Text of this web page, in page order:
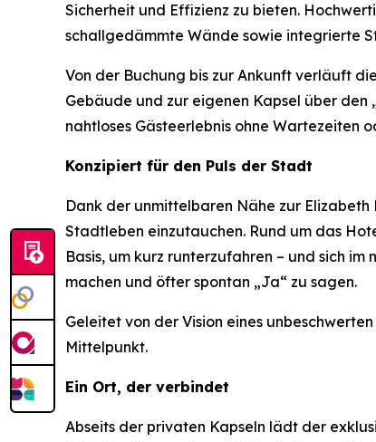
Sicherheit und Effizienz zu bieten.
schallgedämmte Wände sowie integrierte
Von der Buchung bis zur Ankunft verläuft
Gebäude und zur eigenen Kapsel über
nahtloses Gästeerlebnis ohne Wartezeiten
Konzipiert für den Puls der Stadt
Dank der unmittelbaren Nähe zur
Stadtleben einzutauchen. Rund um das
Basis, um kurz runterzufahren – und sich
machen und öfter spontan „Ja“ zu sagen.
Geleitet von der Vision eines
Mittelpunkt.
Ein Ort, der verbindet
Abseits der privaten Kapseln lädt der